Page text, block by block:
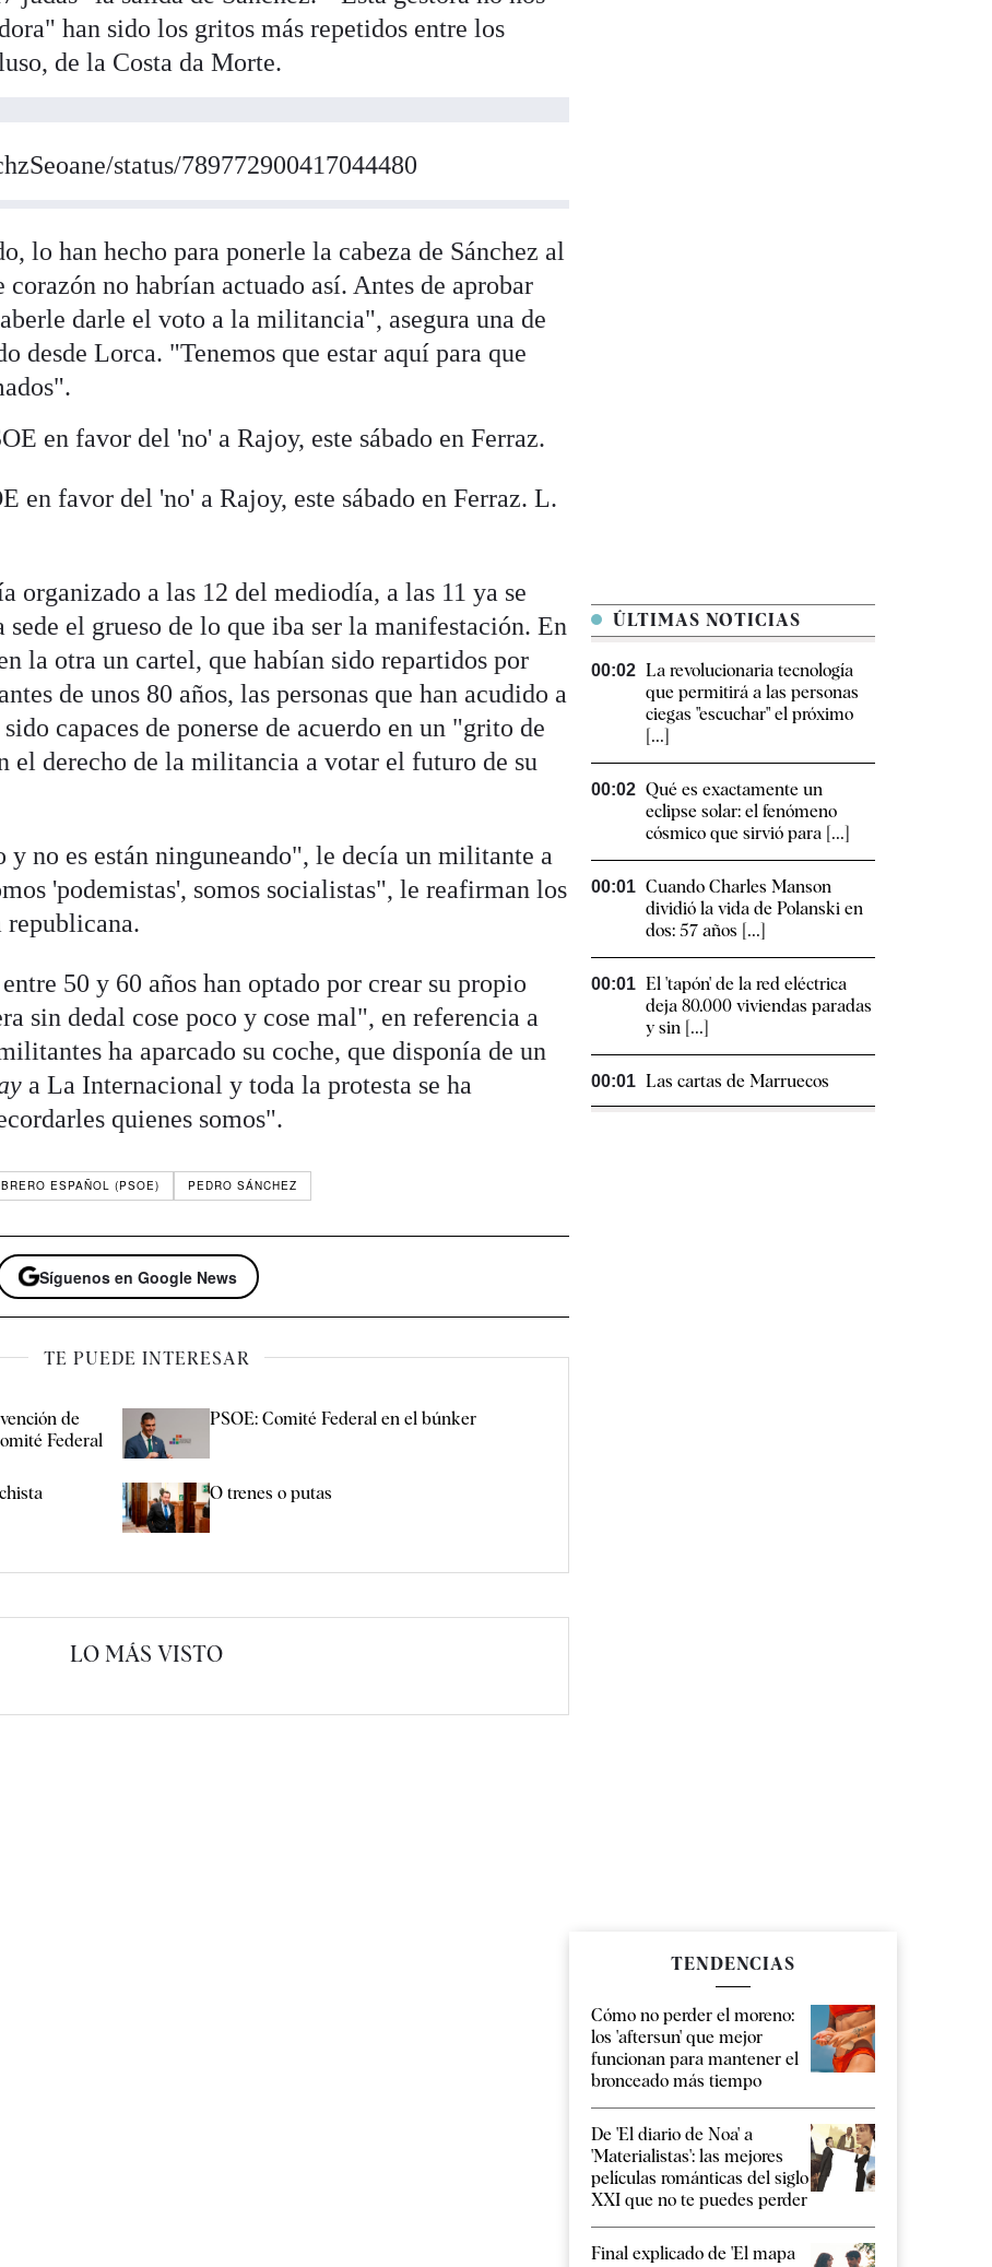
han sido los gritos más repetidos entre los
de la Costa da Morte.
status/789772900417044480
lo han hecho para ponerle la cabeza de Sánchez al
corazón no habrían actuado así. Antes de aprobar
darle el voto a la militancia", asegura una de
desde Lorca. "Tenemos que estar aquí para que
en favor del 'no' a Rajoy, este sábado en Ferraz.L.
organizado a las 12 del mediodía, a las 11 ya se
sede el grueso de lo que iba ser la manifestación. En
la otra un cartel, que habían sido repartidos por
de unos 80 años, las personas que han acudido a
capaces de ponerse de acuerdo en un "grito de
el derecho de la militancia a votar el futuro de su
no es están ninguneando", le decía un militante a
'podemistas', somos socialistas", le reafirman los
republicana.
50 y 60 años han optado por crear su propio
sin dedal cose poco y cose mal", en referencia a
ha aparcado su coche, que disponía de un
a La Internacional y toda la protesta se ha
quienes somos".
ESPAÑOL (PSOE) PEDRO SÁNCHEZ
Síguenos en Google News
TE PUEDE INTERESAR
de
Federal
PSOE: Comité Federal en el búnker
O trenes o putas
LO MÁS VISTO
ÚLTIMAS NOTICIAS
00:02 La revolucionaria tecnología
que permitirá a las personas
ciegas "escuchar" el próximo
[...]
00:02 Qué es exactamente un
eclipse solar: el fenómeno
cósmico que sirvió para [...]
00:01 Cuando Charles Manson
dividió la vida de Polanski en
dos: 57 años [...]
00:01 El 'tapón' de la red eléctrica
deja 80.000 viviendas paradas
y sin [...]
00:01 Las cartas de Marruecos
TENDENCIAS
Cómo no perder el moreno:
los 'aftersun' que mejor
funcionan para mantener el
bronceado más tiempo
De 'El diario de Noa' a
'Materialistas': las mejores
películas románticas del siglo
XXI que no te puedes perder
Final explicado de 'El mapa